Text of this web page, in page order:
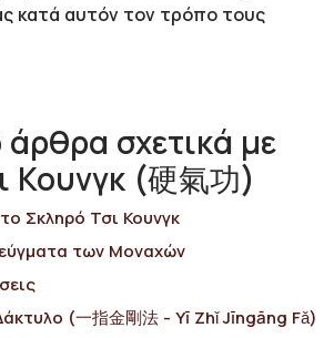
κατά αυτόν τον τρόπο τους
σχετικά με
Κουνγκ (硬氣功)
Σκληρό Τσι Κουνγκ
των Μοναχών
(一指金剛法 - Yī Zhǐ Jīngāng Fǎ)